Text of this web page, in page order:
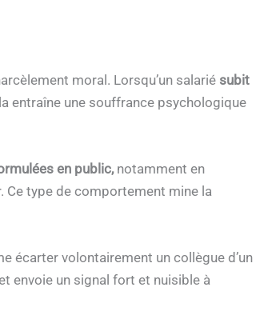
moral. Lorsqu’un salarié subit
entraîne une souffrance psychologique
en public,notamment en
Ce type de comportement mine la
écarter volontairement un collègue d’un
envoie un signal fort et nuisible à